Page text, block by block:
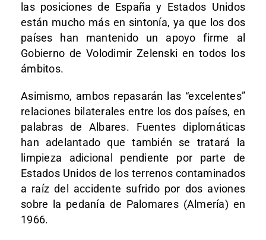
las posiciones de España y Estados Unidos
están mucho más en sintonía, ya que los dos
países han mantenido un apoyo firme al
Gobierno de Volodimir Zelenski en todos los
ámbitos.
Asimismo, ambos repasarán las “excelentes”
relaciones bilaterales entre los dos países, en
palabras de Albares. Fuentes diplomáticas
han adelantado que también se tratará la
limpieza adicional pendiente por parte de
Estados Unidos de los terrenos contaminados
a raíz del accidente sufrido por dos aviones
sobre la pedanía de Palomares (Almería) en
1966.